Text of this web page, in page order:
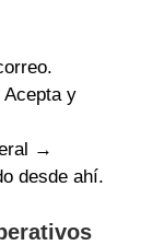
y
→
desde ahí.